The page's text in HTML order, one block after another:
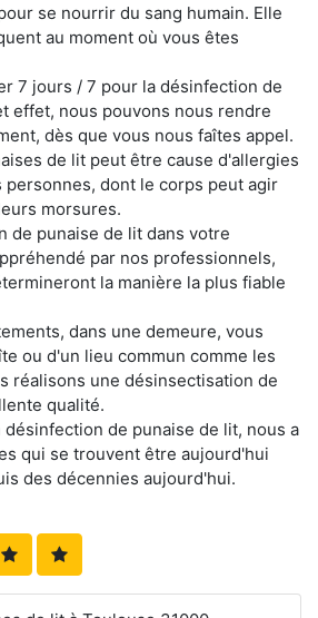
se nourrir du sang humain. Elle
au moment où vous êtes
7 jours / 7 pour la désinfection de
effet, nous pouvons nous rendre
dès que vous nous faîtes appel.
de lit peut être cause d'allergies
personnes, dont le corps peut agir
morsures.
de punaise de lit dans votre
par nos professionnels,
la manière la plus fiable
dans une demeure, vous
ou d'un lieu commun comme les
réalisons une désinsectisation de
qualité.
de punaise de lit, nous a
qui se trouvent être aujourd'hui
des décennies aujourd'hui.